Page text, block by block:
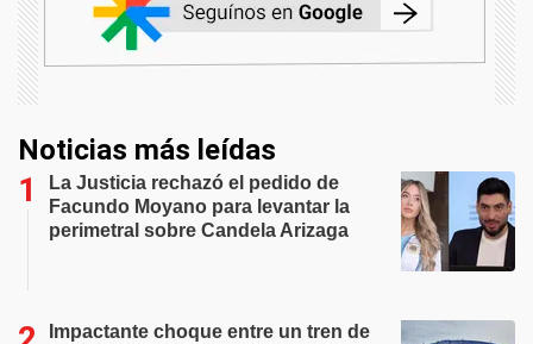
Noticias más leídas
La Justicia rechazó el pedido de
Facundo Moyano para levantar la
perimetral sobre Candela Arizaga
Impactante choque entre un tren de